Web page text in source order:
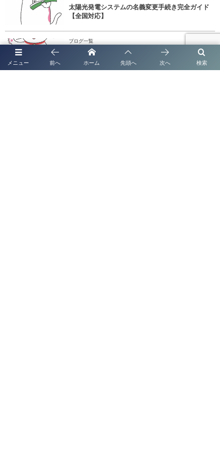
太陽光発電システムの名義変更手続き完全ガイド
【全国対応】
ブログ一覧
太陽光発電システムの名義変更手続き完全ガイド
【2026年最新版】
メニュー 検索
前へ ホーム 先頭へ 次へ